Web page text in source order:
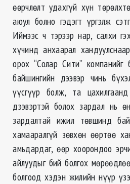
өөрчлөлт удахгүй хүн
аюул болно гэдэгт үргэлж
Иймээс ч тэрээр нар, салхи
хүчинд анхаарал
орох “Солар Сити” компанийг
байшингийн дээвэр чинь
үүсгүүр болж, та
дээвэртэй болох зардал нь
зардалтай ижил төвшинд
хамааралгүй зөвхөн өөртөө
амьдардаг, өөр хоорондоо
айлуудыг бий болгох
болгоод хэдэн жилийн нүүр